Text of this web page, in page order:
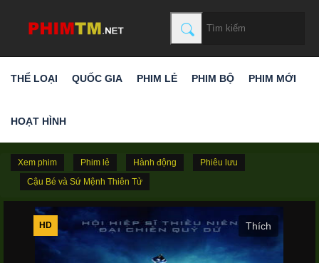
THỂ LOẠI QUỐC GIA PHIM LẺ PHIM BỘ PHIM MỚI
HOẠT HÌNH
Xem phim Phim lẻ Hành động
Phiêu lưu
Cậu Bé và Sứ Mệnh Thiên Tử
HD